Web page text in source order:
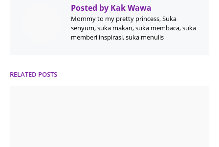
Posted by Kak Wawa
Mommy to my pretty princess, Suka
senyum, suka makan, suka membaca, suka
memberi inspirasi, suka menulis
RELATED POSTS